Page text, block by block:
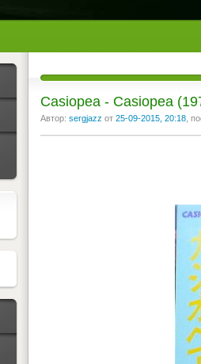
Casiopea - Casiopea
Автор: sergjazz от 25-09-2015, 20:18 ,